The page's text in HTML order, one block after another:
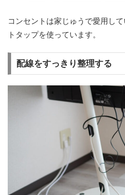
コンセントは家じゅうで愛用し
トタップを使っています。
配線をすっきり整理する